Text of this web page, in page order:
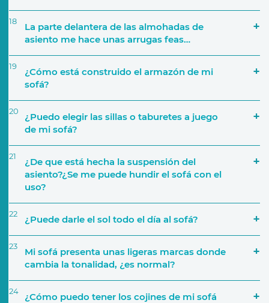
Colecciones de Telas
18
La parte delantera de las almohadas de
asiento me hace unas arrugas feas…
19
¿Cómo está construido el armazón de mi
sofá?
20
¿Puedo elegir las sillas o taburetes a juego
de mi sofá?
21
¿De que está hecha la suspensión del
asiento?¿Se me puede hundir el sofá con el
uso?
22 ¿Puede darle el sol todo el día al sofá?
23
Mi sofá presenta unas ligeras marcas donde
cambia la tonalidad, ¿es normal?
24
¿Cómo puedo tener los cojines de mi sofá